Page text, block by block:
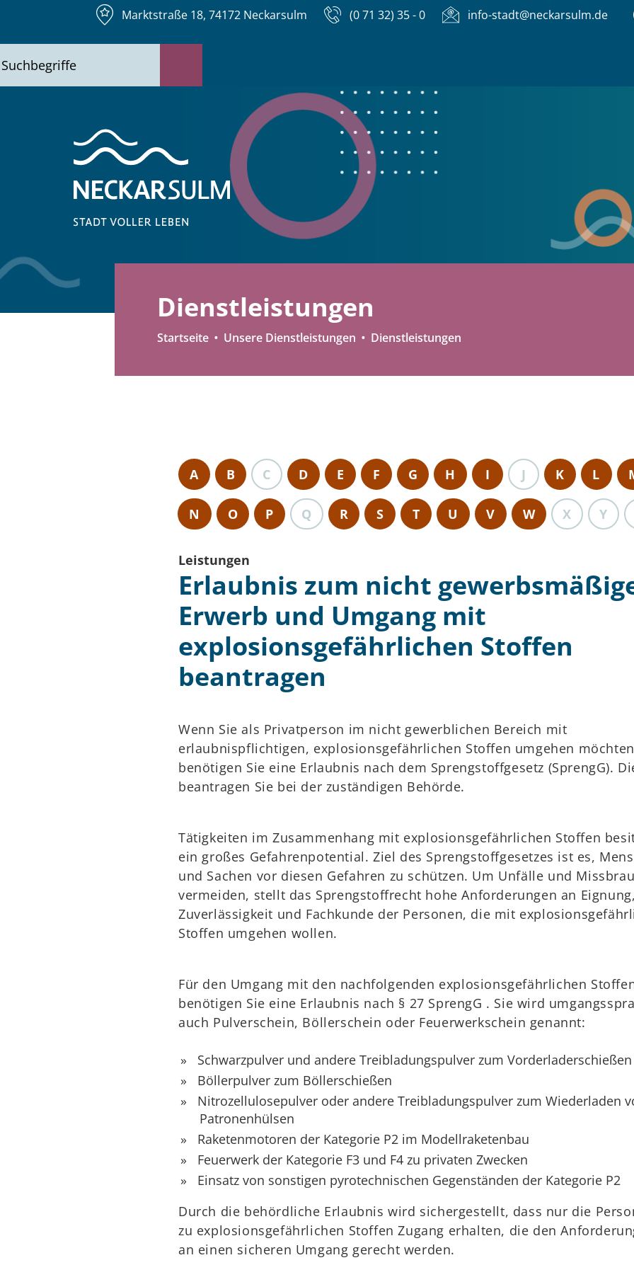
Marktstraße 18, 74172 Neckarsulm (0 71 32) 35 - 0 info-stadt@neckarsulm.de
Dienstleistungen
Startseite Unsere Dienstleistungen Dienstleistungen
Leistungen
A B C D E F G H I J K L
N O P Q R S T U V W X Y
Erlaubnis zum nicht
Erwerb und Umgang mit
explosionsgefährlichen Stoffen
beantragen
Wenn Sie als Privatperson im nicht gewerblichen Bereich mit
erlaubnispflichtigen, explosionsgefährlichen Stoffen umgehen
benötigen Sie eine Erlaubnis nach dem Sprengstoffgesetz (SprengG).
beantragen Sie bei der zuständigen Behörde.
Tätigkeiten im Zusammenhang mit explosionsgefährlichen Stoffen
ein großes Gefahrenpotential. Ziel des Sprengstoffgesetzes ist es,
und Sachen vor diesen Gefahren zu schützen. Um Unfälle und
vermeiden, stellt das Sprengstoffrecht hohe Anforderungen an Eignung,
Zuverlässigkeit und Fachkunde der Personen, die mit
Stoffen umgehen wollen.
Für den Umgang mit den nachfolgenden explosionsgefährlichen
benötigen Sie eine Erlaubnis nach § 27 SprengG . Sie wird
auch Pulverschein, Böllerschein oder Feuerwerkschein genannt:
Schwarzpulver und andere Treibladungspulver zum Vorderladerschießen
Böllerpulver zum Böllerschießen
Nitrozellulosepulver oder andere Treibladungspulver zum Wiederladen
Patronenhülsen
Raketenmotoren der Kategorie P2 im Modellraketenbau
Feuerwerk der Kategorie F3 und F4 zu privaten Zwecken
Einsatz von sonstigen pyrotechnischen Gegenständen der Kategorie P2
Durch die behördliche Erlaubnis wird sichergestellt, dass nur die
zu explosionsgefährlichen Stoffen Zugang erhalten, die den
an einen sicheren Umgang gerecht werden.